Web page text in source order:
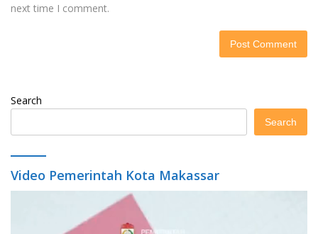
next time I comment.
Search
Search
Video Pemerintah Kota Makassar